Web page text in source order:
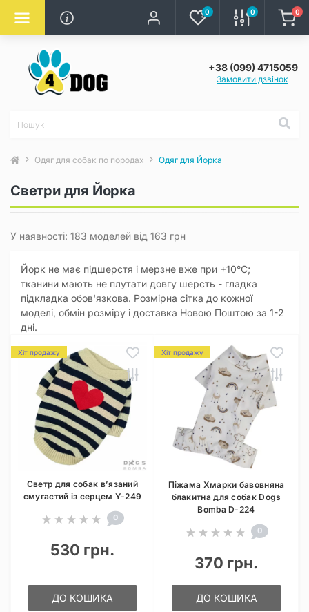
0 0 0
+38 (099) 4715059
Замовити дзвінок
Одяг для собак по породах Одяг для Йорка
Светри для Йорка
У наявності: 183 моделей від 163 грн
Йорк не має підшерстя і мерзне вже при +10°C;
тканини мають не плутати довгу шерсть - гладка
підкладка обов'язкова. Розмірна сітка до кожної
моделі, обмін розміру і доставка Новою Поштою за 1-2
дні.
Хіт продажу
Светр для собак в’язаний
смугастий із серцем Y-249
0
530 грн.
ДО КОШИКА
Хіт продажу
Піжама Хмарки бавовняна
блакитна для собак Dogs
Bomba D-224
0
370 грн.
ДО КОШИКА